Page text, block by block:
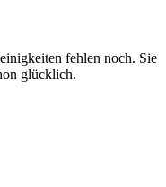
fehlen noch. Sie
glücklich.